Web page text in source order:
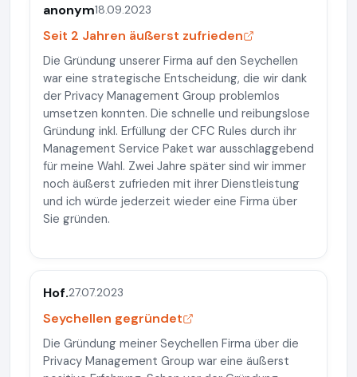
anonym18.09.2023
Seit 2 Jahren äußerst zufrieden
Die Gründung unserer Firma auf den Seychellen
war eine strategische Entscheidung, die wir dank
der Privacy Management Group problemlos
umsetzen konnten. Die schnelle und reibungslose
Gründung inkl. Erfüllung der CFC Rules durch ihr
Management Service Paket war ausschlaggebend
für meine Wahl. Zwei Jahre später sind wir immer
noch äußerst zufrieden mit ihrer Dienstleistung
und ich würde jederzeit wieder eine Firma über
Sie gründen.
Hof.27.07.2023
Seychellen gegründet
Die Gründung meiner Seychellen Firma über die
Privacy Management Group war eine äußerst